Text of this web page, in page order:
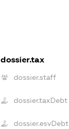
dossier.tax
dossier.staff
dossier.taxDebt
dossier.esvDebt